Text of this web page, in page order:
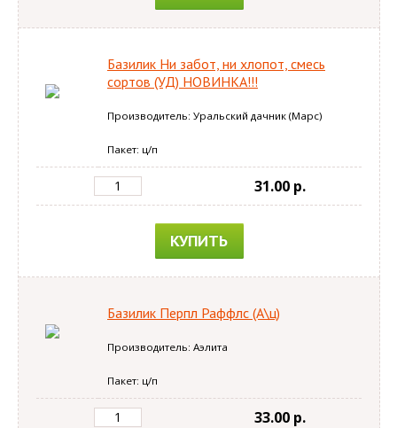
Базилик Ни забот, ни хлопот, смесь
сортов (УД) НОВИНКА!!!
Производитель: Уральский дачник (Марс)
Пакет: ц/п
31.00 p.
КУПИТЬ
Базилик Перпл Раффлс (А\ц)
Производитель: Аэлита
Пакет: ц/п
33.00 p.